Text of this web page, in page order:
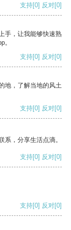
支持[0] 反对[0]
手，让我能够快速熟
。
支持[0] 反对[0]
地，了解当地的风土
支持[0] 反对[0]
，分享生活点滴。
支持[0] 反对[0]
支持[0] 反对[0]